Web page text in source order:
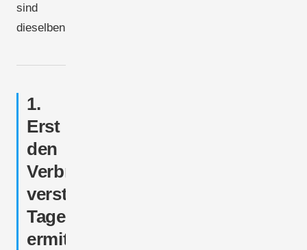
sind
dieselben.
1.
Erst
den
Verbrauch
verstehen:
Tageslasten
ermitteln